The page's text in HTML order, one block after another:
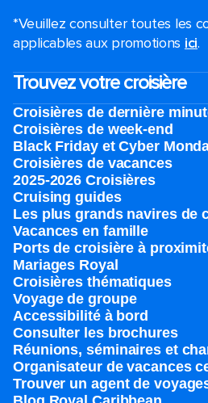
*Veuillez consulter toutes les
applicables aux promotions ici.
Trouvez votre croisière
Croisières de dernière
Croisières de week-end
Black Friday et Cyber
Croisières de vacances
2025-2026 Croisières
Cruising guides
Les plus grands navires de
Vacances en famille
Ports de croisière à
Mariages Royal
Croisières thématiques
Voyage de groupe​
Accessibilité à bord​
Consulter les brochures
Réunions, séminaires et
Organisateur de vacances
Trouver un agent de